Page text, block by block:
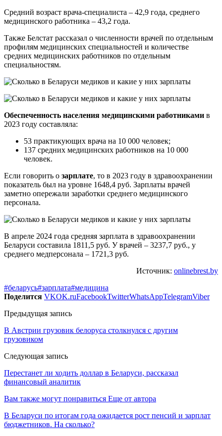
Средний возраст врача-специалиста – 42,9 года, среднего
медицинского работника – 43,2 года.
Также Белстат рассказал о численности врачей по отдельным
профилям медицинских специальностей и количестве
средних медицинских работников по отдельным
специальностям.
Обеспеченность населения медицинскими работниками в
2023 году составляла:
53 практикующих врача на 10 000 человек;
137 средних медицинских работников на 10 000
человек.
Если говорить о зарплате, то в 2023 году в здравоохранении
показатель был на уровне 1648,4 руб. Зарплаты врачей
заметно опережали заработки среднего медицинского
персонала.
В апреле 2024 года средняя зарплата в здравоохранении
Беларуси составила 1811,5 руб. У врачей – 3237,7 руб., у
среднего медперсонала – 1721,3 руб.
Источник: onlinebrest.by
#беларусь#зарплата#медицина
Поделится VKOK.ruFacebookTwitterWhatsAppTelegramViber
Предыдущая запись
В Австрии грузовик белоруса столкнулся с другим
грузовиком
Следующая запись
Перестанет ли ходить доллар в Беларуси, рассказал
финансовый аналитик
Вам также могут понравиться Еще от автора
В Беларуси по итогам года ожидается рост пенсий и зарплат
бюджетников. На сколько?